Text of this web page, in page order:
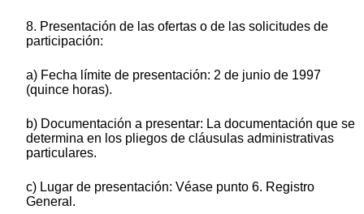
8. Presentación de las ofertas o de las solicitudes de
participación:
a) Fecha límite de presentación: 2 de junio de 1997
(quince horas).
b) Documentación a presentar: La documentación que se
determina en los pliegos de cláusulas administrativas
particulares.
c) Lugar de presentación: Véase punto 6. Registro
General.